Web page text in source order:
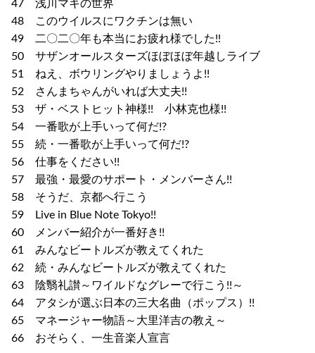
47 浅川マキの世界
48 このウイルスにワクチンは無い
49 二〇二〇年も本当にお疲れ様でした!!
50 サザンオールスターズほぼほぼ年越しライブ
51 ねえ、ボウリングやりましょうよ!!
52 さんまちゃんがいれば大丈夫!!
53 ザ・ベストヒット神様!! 小林克也様!!
54 一番歌が上手いって何だ!?
55 続・一番歌が上手いって何だ!?
56 仕事をください!!
57 最強・最愛のサポート・メンバーさん!!
58 そうだ、京都へ行こう
59 Live in Blue Note Tokyo!!
60 メンバー紹介が一番好き!!
61 みんなビートルズが教えてくれた
62 続・みんなビートルズが教えてくれた
63 陰翳礼讃～ワイルドなグレーで行こう!!～
64 アタシが選ぶ日本の三大名曲（ポップス）!!
65 マネージャー物語～大里洋吉の教え～
66 おそらく、一生音楽人宣言